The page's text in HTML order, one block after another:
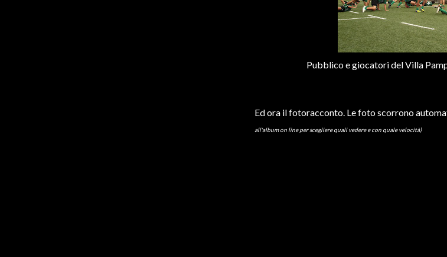
Pubblico e giocatori del Villa
Ed ora il fotoracconto. Le foto scorrono
all'album on line per scegliere quali vedere e con quale velocità)